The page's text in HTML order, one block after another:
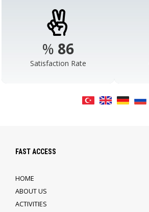
% 98
Satisfaction Rate
FAST ACCESS
HOME
ABOUT US
ACTIVITIES